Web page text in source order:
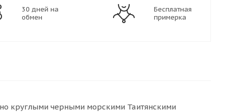
30 дней на
обмен
Бесплатная
примерка
круглыми черными морскими Таитянскими